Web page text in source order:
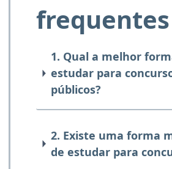
frequentes
1. Qual a melhor
estudar para
públicos?
2. Existe uma forma
de estudar para